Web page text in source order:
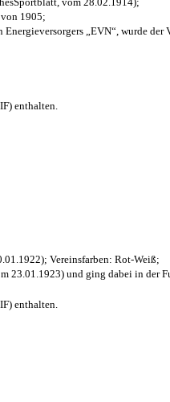
1905;
„EVN“, wurde
enthalten.
Vereinsfarben: Rot-Weiß;
23.01.1923) und ging dabei in der
enthalten.